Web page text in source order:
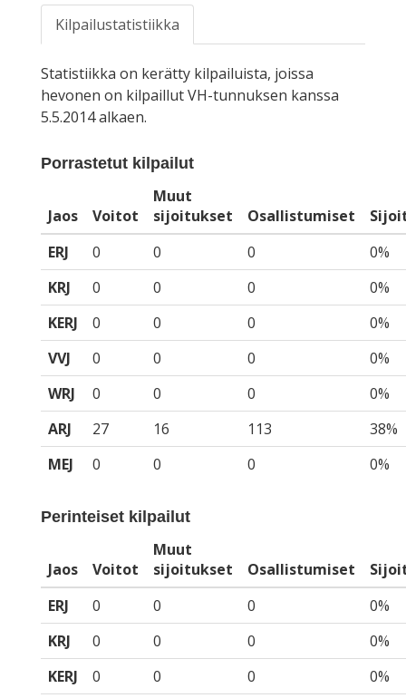
Kilpailustatistiikka
Statistiikka on kerätty kilpailuista, joissa
hevonen on kilpaillut VH-tunnuksen kanssa
5.5.2014 alkaen.
Porrastetut kilpailut
Jaos Voitot
Muut
sijoitukset
Osallistumiset
ERJ
0 0 0
0%
KRJ
0 0 0
0%
KERJ
0 0 0
0%
VVJ
0 0 0
0%
WRJ
0 0 0
0%
ARJ
27 16 113
38%
MEJ
0 0 0 0%
Perinteiset kilpailut
Jaos Voitot
Muut
sijoitukset
Osallistumiset
ERJ
0 0 0
0%
KRJ
0 0 0
0%
KERJ
0 0 0
0%